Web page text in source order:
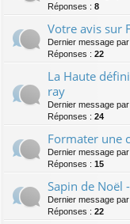
Réponses : 8
Votre avis sur
Dernier message par
Réponses : 22
La Haute
ray
Dernier message par
Réponses : 24
Formater une
Dernier message par
Réponses : 15
Sapin de Noël
Dernier message par
Réponses : 22